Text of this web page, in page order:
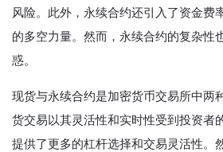
风险。此外，永续合约还引入了资金费
的多空力量。然而，永续合约的复杂性
惑。
现货与永续合约是加密货币交易所中两
货交易以其灵活性和实时性受到投资者
提供了更多的杠杆选择和交易灵活性。